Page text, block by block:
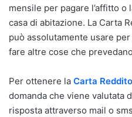
mensile per pagare l’affitto
casa di abitazione. La Carta
può assolutamente usare
fare altre cose che
Per ottenere la Carta
domanda che viene valutata
risposta attraverso mail o